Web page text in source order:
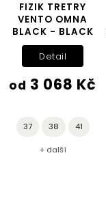
FIZIK TRETRY
VENTO OMNA
BLACK - BLACK
od 3 068 Kč
Detail
37 38 41
+ další